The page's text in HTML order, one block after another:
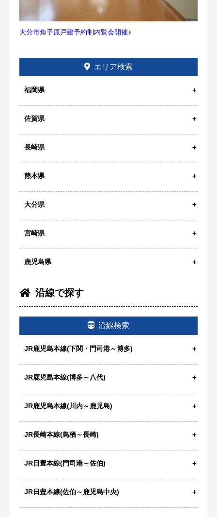
大分市角子原戸建予約制内覧会開催♪
エリア検索
福岡県
佐賀県
長崎県
熊本県
大分県
宮崎県
鹿児島県
沿線で探す
沿線検索
JR鹿児島本線(下関・門司港～博多)
JR鹿児島本線(博多～八代)
JR鹿児島本線(川内～鹿児島)
JR長崎本線(鳥栖～長崎)
JR日豊本線(門司港～佐伯)
JR日豊本線(佐伯～鹿児島中央)